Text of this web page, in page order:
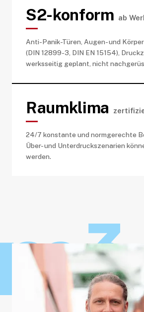
S2-konform ab
Anti-Panik-Türen, Augen- und
(DIN 12899-3, DIN EN 15154),
werksseitig geplant, nicht
Raumklima
24/7 konstante und normgerechte
Über- und Unterdruckszenarien
werden.